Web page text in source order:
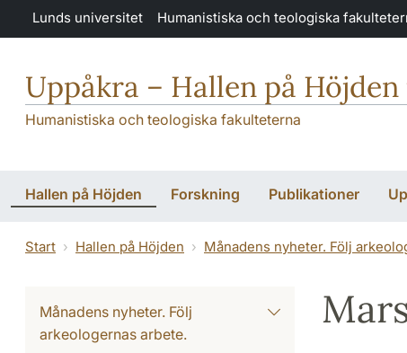
Hoppa till huvudinnehåll
Lunds universitet Humanistiska och teologiska
Uppåkra – Hallen på
Humanistiska och teologiska fakulteterna
Hallen på Höjden Forskning Publikationer
Start Hallen på Höjden Månadens nyheter. Följ
Månadens nyheter. Följ
arkeologernas arbete.